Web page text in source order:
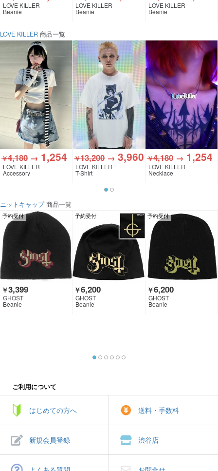
LOVE KILLER
Beanie
LOVE KILLER
Beanie
LOVE KILLER
Beanie
LOVE KILLER 商品一覧
￥4,180 → 1,254
LOVE KILLER
Accessory
￥13,200→3,960
LOVE KILLER
T-Shirt
￥4,180→ 1,254
LOVE KILLER
Necklace
ニットキャップ商品一覧
予約受付
￥3,399
GHOST
Beanie
予約受付
￥6,200
GHOST
Beanie
予約受付
￥6,200
GHOST
Beanie
ご利用について
はじめての方へ 送料・手数料
新規会員登録 渋谷店